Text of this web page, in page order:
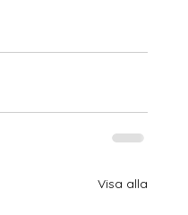
Visa alla